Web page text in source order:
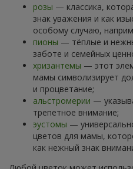
розы — классика,
знак уважения и как
особому случаю,
пионы — тёплые и
заботе и семейных
хризантемы — этот
мамы символизирует
и процветание;
альстромерии —
трепетное внимание;
эустомы —
цветов для мамы,
как нежный знак